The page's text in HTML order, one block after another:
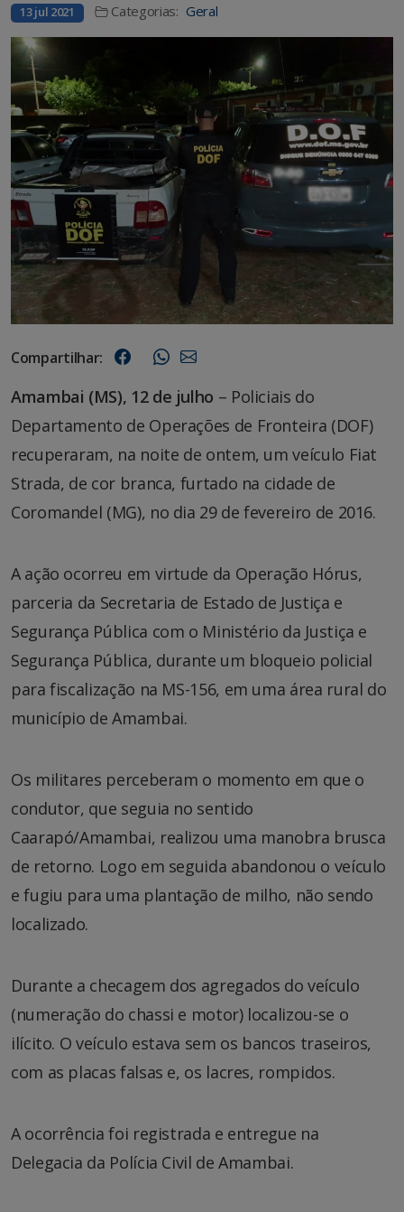
13 jul 2021 Categorias: Geral
Compartilhar:
Amambai (MS), 12 de julho – Policiais do
Departamento de Operações de Fronteira (DOF)
recuperaram, na noite de ontem, um veículo Fiat
Strada, de cor branca, furtado na cidade de
Coromandel (MG), no dia 29 de fevereiro de 2016.
A ação ocorreu em virtude da Operação Hórus,
parceria da Secretaria de Estado de Justiça e
Segurança Pública com o Ministério da Justiça e
Segurança Pública, durante um bloqueio policial
para fiscalização na MS-156, em uma área rural do
município de Amambai.
Os militares perceberam o momento em que o
condutor, que seguia no sentido
Caarapó/Amambai, realizou uma manobra brusca
de retorno. Logo em seguida abandonou o veículo
e fugiu para uma plantação de milho, não sendo
localizado.
Durante a checagem dos agregados do veículo
(numeração do chassi e motor) localizou-se o
ilícito. O veículo estava sem os bancos traseiros,
com as placas falsas e, os lacres, rompidos.
A ocorrência foi registrada e entregue na
Delegacia da Polícia Civil de Amambai.